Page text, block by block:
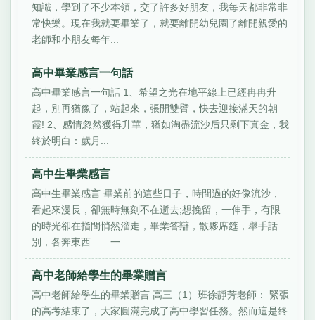
知識，學到了不少本領，交了許多好朋友，我每天都非常非
常快樂。現在我就要畢業了，就要離開幼兒園了離開親愛的
老師和小朋友每年...
高中畢業感言一句話
高中畢業感言一句話 1、希望之光在地平線上已經冉冉升
起，別再猶豫了，站起來，張開雙臂，快去迎接滿天的朝
霞! 2、感情忽然獲得升華，猶如淘盡流沙后只剩下真金，我
終於明白：歲月...
高中生畢業感言
高中生畢業感言 畢業前的這些日子，時間過的好像流沙，
看起來漫長，卻無時無刻不在逝去;想挽留，一伸手，有限
的時光卻在指間悄然溜走，畢業答辯，散夥席筵，舉手話
別，各奔東西……一...
高中老師給學生的畢業贈言
高中老師給學生的畢業贈言 高三（1）班徐靜芳老師： 緊張
的高考結束了，大家圓滿完成了高中學習任務。然而這是終